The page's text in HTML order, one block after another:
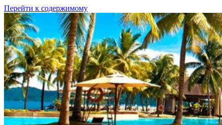
Перейти к содержимому